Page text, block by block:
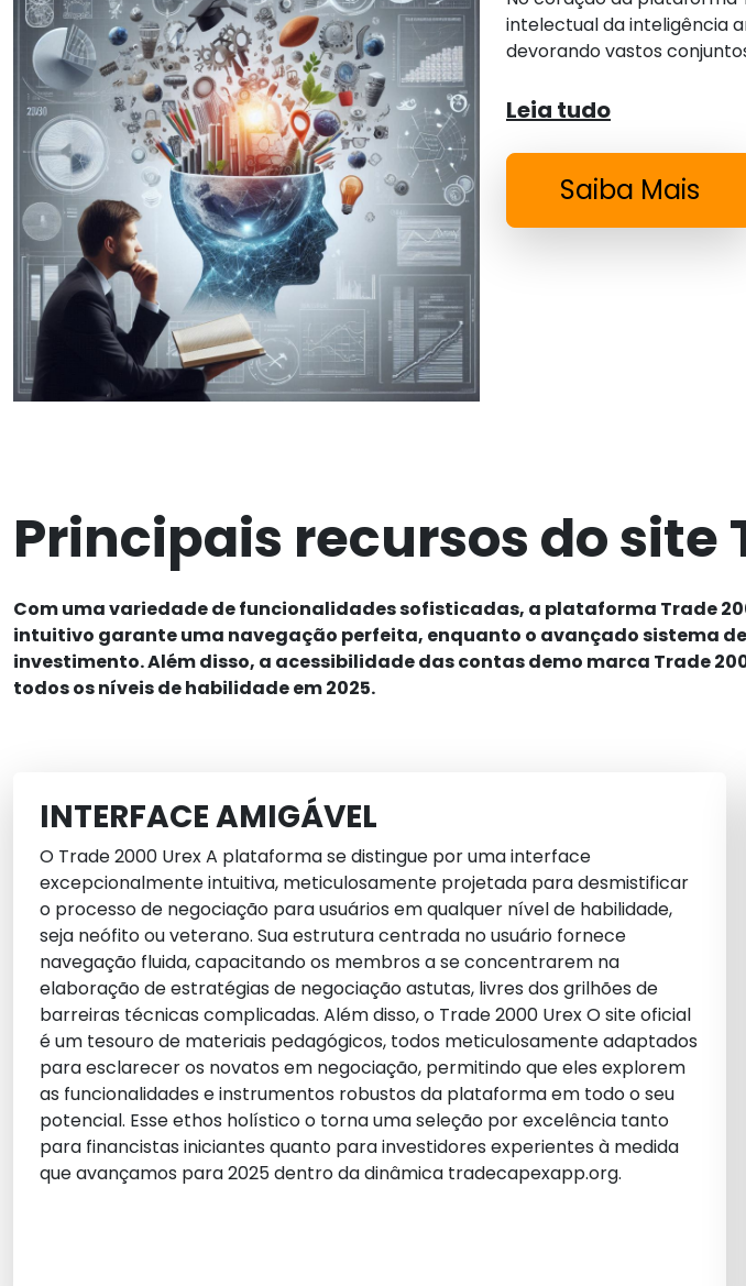
intelectual da inteligência
devorando vastos
Leia tudo
Saiba Mais
Principais recursos do site
Com uma variedade de funcionalidades sofisticadas, a plataforma Trade
intuitivo garante uma navegação perfeita, enquanto o avançado sistema
investimento. Além disso, a acessibilidade das contas demo marca Trade
todos os níveis de habilidade em 2025.
INTERFACE AMIGÁVEL
O Trade 2000 UrexA plataforma se distingue por uma interface
excepcionalmente intuitiva, meticulosamente projetada para desmistificar
o processo de negociação para usuários em qualquer nível de habilidade,
seja neófito ou veterano. Sua estrutura centrada no usuário fornece
navegação fluida, capacitando os membros a se concentrarem na
elaboração de estratégias de negociação astutas, livres dos grilhões de
barreiras técnicas complicadas. Além disso, o Trade 2000 UrexO site oficial
é um tesouro de materiais pedagógicos, todos meticulosamente adaptados
para esclarecer os novatos em negociação, permitindo que eles explorem
as funcionalidades e instrumentos robustos da plataforma em todo o seu
potencial. Esse ethos holístico o torna uma seleção por excelência tanto
para financistas iniciantes quanto para investidores experientes à medida
que avançamos para2025dentro da dinâmica tradecapexapp.org.